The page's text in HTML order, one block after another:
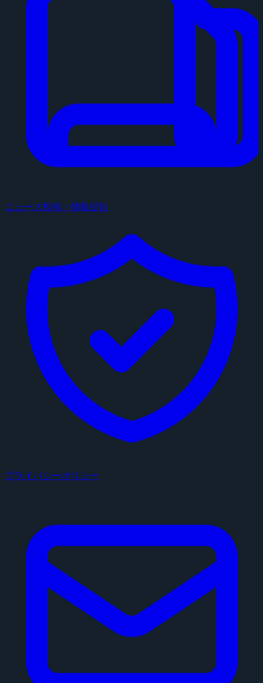
ニュース投稿・情報提供
プライバシーポリシー